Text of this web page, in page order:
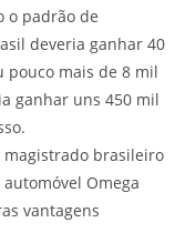
o padrão de
deveria ganhar 40
pouco mais de 8 mil
ganhar uns 450 mil
magistrado brasileiro
Omega
vantagens